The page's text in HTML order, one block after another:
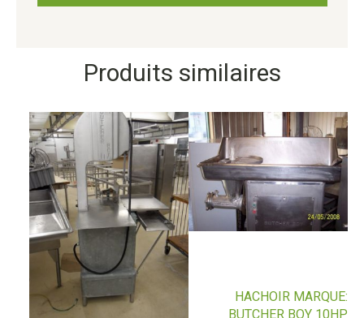
Produits similaires
HACHOIR MARQUE:
BUTCHER BOY 10HP